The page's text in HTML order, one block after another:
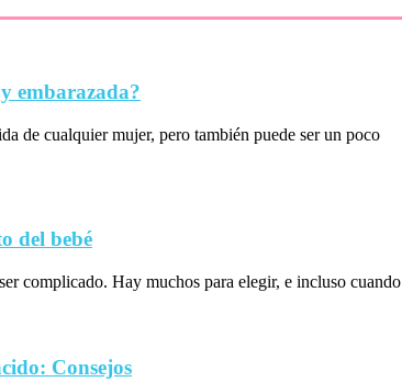
embarazada?
de cualquier mujer, pero también puede ser un poco
del bebé
complicado. Hay muchos para elegir, e incluso cuando
Consejos